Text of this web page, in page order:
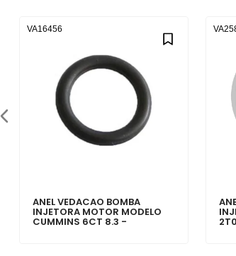
ANEL VEDACAO BOMBA
INJETORA MOTOR MODELO
CUMMINS 6CT 8.3 -
VA16456